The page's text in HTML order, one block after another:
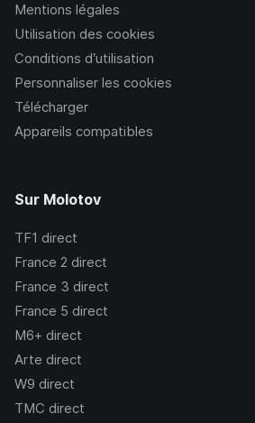
Mentions légales
Utilisation des cookies
Conditions d’utilisation
Personnaliser les cookies
Télécharger
Appareils compatibles
Sur Molotov
TF1 direct
France 2 direct
France 3 direct
France 5 direct
M6+ direct
Arte direct
W9 direct
TMC direct